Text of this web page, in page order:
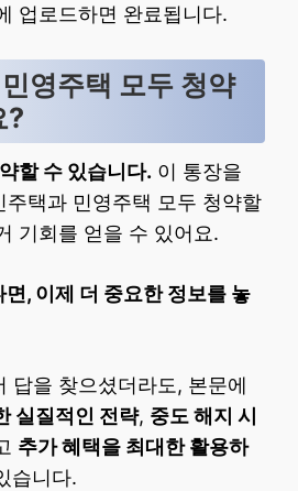
업로드하면 완료됩니다.
영주택 모두 청약
?
할 수 있습니다. 이 통장을
주택과 민영주택 모두 청약할
기회를 얻을 수 있어요.
면, 이제 더 중요한 정보를 놓
답을 찾으셨더라도, 본문에
실질적인 전략, 중도 해지 시
추가 혜택을 최대한 활용하
습니다.